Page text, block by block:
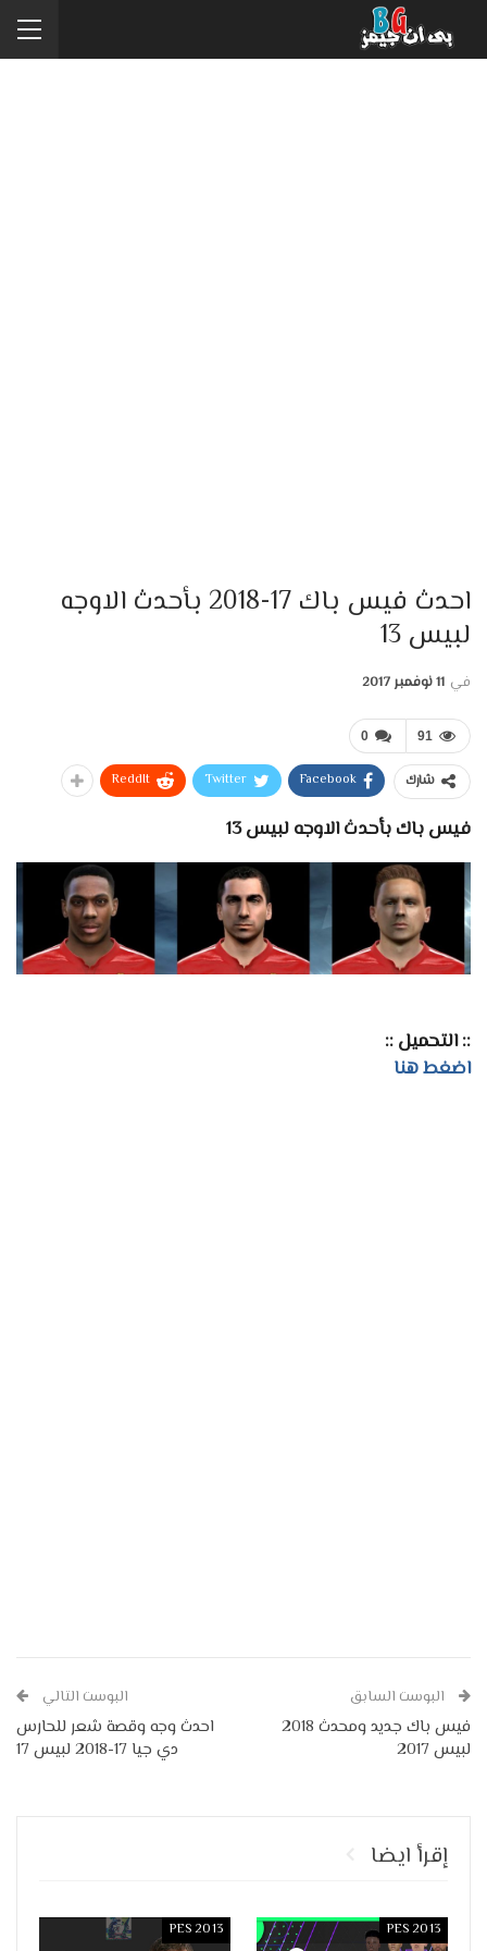
احدث فيس باك 17-2018 بأحدث الاوجه
لبيس 13
في 11 نوفمبر 2017
0 91
شارك Facebook
Twitter
ReddIt
فيس باك بأحدث الاوجه لبيس 13
:: التحميل ::
اضغط هنا
البوست السابق
فيس باك جديد ومحدث 2018
لبيس 2017
البوست التالي
احدث وجه وقصة شعر للحارس
دي جيا 17-2018 لبيس 17
إقرأ ايضا
PES 2013
PES 2013